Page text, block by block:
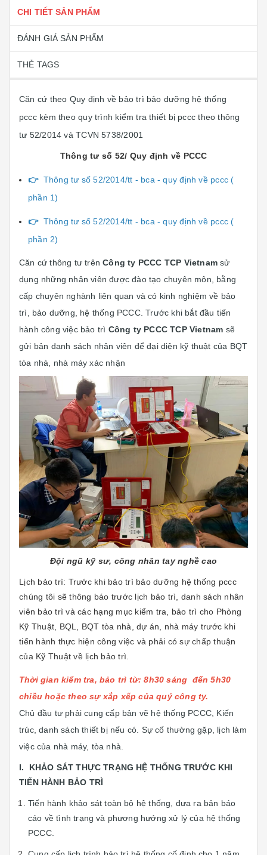
CHI TIẾT SẢN PHẨM
ĐÁNH GIÁ SẢN PHẨM
THẺ TAGS
Căn cứ theo Quy định về bảo trì bảo dưỡng hệ thống
pccc kèm theo quy trình kiểm tra thiết bị pccc theo thông
tư 52/2014 và TCVN 5738/2001
Thông tư số 52/ Quy định về PCCC
👉 Thông tư số 52/2014/tt - bca - quy định về pccc (
phần 1)
👉 Thông tư số 52/2014/tt - bca - quy định về pccc (
phần 2)
Căn cứ thông tư trênCông ty PCCC TCP Vietnam sử
dụng những nhân viên được đào tạo chuyên môn, bằng
cấp chuyên nghành liên quan và có kinh nghiệm về bảo
trì, bảo dưỡng, hệ thống PCCC. Trước khi bắt đầu tiến
hành công việc bảo trì Công ty PCCC TCP Vietnam sẽ
gửi bản danh sách nhân viên để đại diện kỹ thuật của BQT
tòa nhà, nhà máy xác nhận
Đội ngũ kỹ sư, công nhân tay nghề cao
Lịch bảo trì: Trước khi bảo trì bảo dưỡng hệ thống pccc
chúng tôi sẽ thông báo trước lịch bảo trì, danh sách nhân
viên bảo trì và các hạng mục kiểm tra, bảo trì cho Phòng
Kỹ Thuật, BQL, BQT tòa nhà, dự án, nhà máy trước khi
tiến hành thực hiện công việc và phải có sự chấp thuận
của Kỹ Thuật về lịch bảo trì.
Thời gian kiểm tra, bảo trì từ: 8h30 sáng đến 5h30
chiều hoặc theo sự xắp xếp của quý công ty.
Chủ đầu tư phải cung cấp bản vẽ hệ thống PCCC, Kiến
trúc, danh sách thiết bị nếu có. Sự cố thường gặp, lịch làm
việc của nhà máy, tòa nhà.
I. KHẢO SÁT THỰC TRẠNG HỆ THỐNG TRƯỚC KHI
TIẾN HÀNH BẢO TRÌ
Tiến hành khảo sát toàn bộ hệ thống, đưa ra bản báo
cáo về tình trạng và phương hướng xử lý của hệ thống
PCCC.